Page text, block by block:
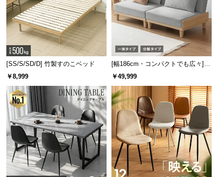
[SS/S/SD/D] 竹製すのこベッド
￥8,999
[幅186cm・コンパクトでも広々] 3
人掛けソファベッド リクライニン
￥49,999